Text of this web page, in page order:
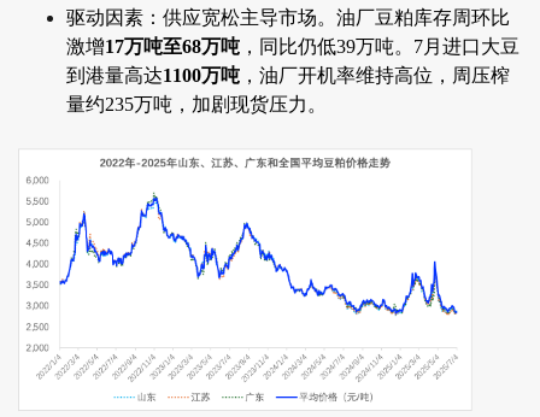
驱动因素：供应宽松主导市场。油厂豆粕库存周环比
激增17万吨至68万吨 ，同比仍低39万吨。7月进口大豆
到港量高达1100万吨 ，油厂开机率维持高位，周压榨
量约235万吨，加剧现货压力。